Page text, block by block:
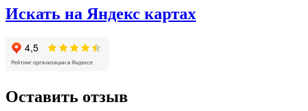
Искать на Яндекс картах
Оставить отзыв